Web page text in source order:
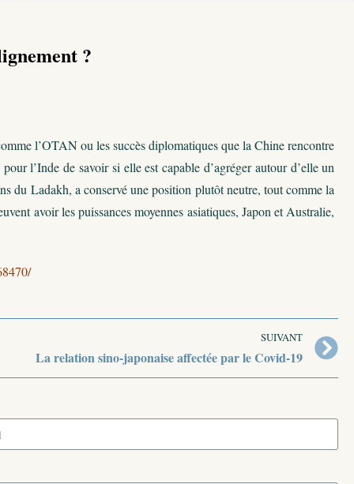
?
l’OTAN ou les succès diplomatiques que la Chine rencontre
l’Inde de savoir si elle est capable d’agréger autour d’elle un
du Ladakh, a conservé une position plutôt neutre, tout comme la
avoir les puissances moyennes asiatiques, Japon et Australie,
SUIVANT
La relation sino-japonaise affectée par le Covid-19